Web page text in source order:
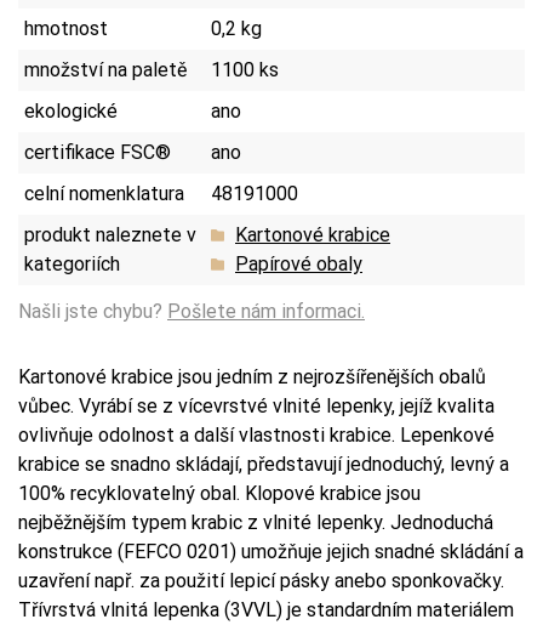
hmotnost
0,2 kg
množství na paletě
1100 ks
ekologické
ano
certifikace FSC®
ano
celní nomenklatura
48191000
produkt naleznete v
kategoriích
Kartonové krabice
Papírové obaly
Našli jste chybu? Pošlete nám informaci.
Kartonové krabice jsou jedním z nejrozšířenějších obalů
vůbec. Vyrábí se z vícevrstvé vlnité lepenky, jejíž kvalita
ovlivňuje odolnost a další vlastnosti krabice. Lepenkové
krabice se snadno skládají, představují jednoduchý, levný a
100% recyklovatelný obal. Klopové krabice jsou
nejběžnějším typem krabic z vlnité lepenky. Jednoduchá
konstrukce (FEFCO 0201) umožňuje jejich snadné skládání a
uzavření např. za použití lepicí pásky anebo sponkovačky.
Třívrstvá vlnitá lepenka (3VVL) je standardním materiálem